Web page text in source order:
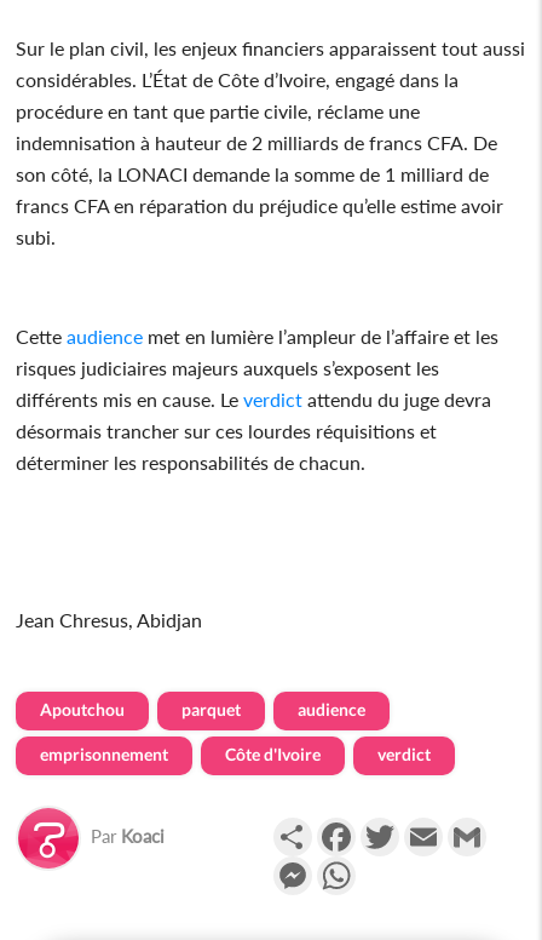
Sur le plan civil, les enjeux financiers apparaissent tout aussi
considérables. L’État de Côte d’Ivoire, engagé dans la
procédure en tant que partie civile, réclame une
indemnisation à hauteur de 2 milliards de francs CFA. De
son côté, la LONACI demande la somme de 1 milliard de
francs CFA en réparation du préjudice qu’elle estime avoir
subi.
Cetteaudience met en lumière l’ampleur de l’affaire et les
risques judiciaires majeurs auxquels s’exposent les
différents mis en cause. Leverdict attendu du juge devra
désormais trancher sur ces lourdes réquisitions et
déterminer les responsabilités de chacun.
Jean Chresus, Abidjan
Apoutchou parquet audience
emprisonnement Côte d'Ivoire verdict
Par Koaci PartagerFacebookTwitterEmail
Messenger